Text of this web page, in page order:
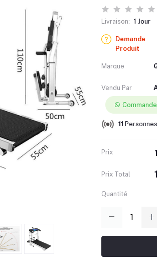
Livraison: 1 Jour
Demande
Produit
Marque
Vendu Par
11
Prix
Prix Total
Quantité